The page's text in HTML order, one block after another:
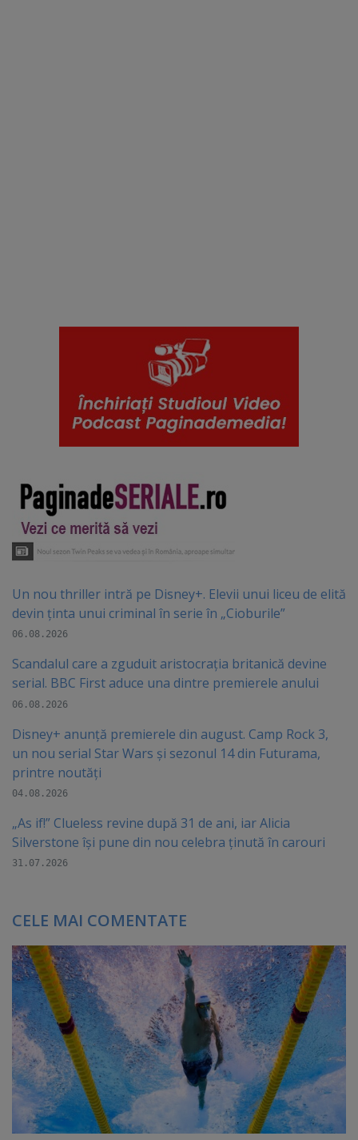
Un nou thriller intră pe Disney+. Elevii unui liceu de elită
devin ținta unui criminal în serie în „Cioburile”
06.08.2026
Scandalul care a zguduit aristocrația britanică devine
serial. BBC First aduce una dintre premierele anului
06.08.2026
Disney+ anunță premierele din august. Camp Rock 3,
un nou serial Star Wars și sezonul 14 din Futurama,
printre noutăți
04.08.2026
„As if!” Clueless revine după 31 de ani, iar Alicia
Silverstone își pune din nou celebra ținută în carouri
31.07.2026
CELE MAI COMENTATE